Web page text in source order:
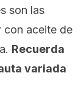
son las
con aceite de
Recuerda
variada